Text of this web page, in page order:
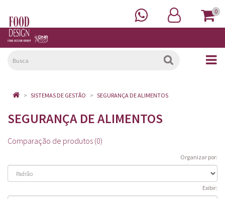
0
SISTEMAS DE GESTÃO SEGURANÇA DE ALIMENTOS
SEGURANÇA DE ALIMENTOS
Comparação de produtos (0)
Organizar por:
Exibir: